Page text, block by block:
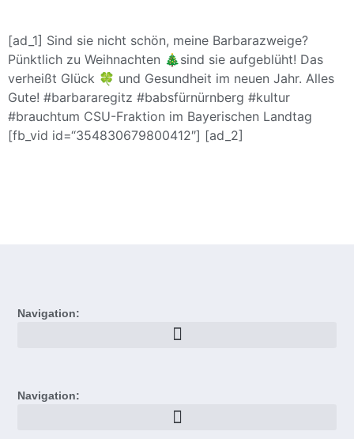
[ad_1] Sind sie nicht schön, meine Barbarazweige?
Pünktlich zu Weihnachten 🎄sind sie aufgeblüht! Das
verheißt Glück 🍀 und Gesundheit im neuen Jahr. Alles
Gute! #barbararegitz #babsfürnürnberg #kultur
#brauchtum CSU-Fraktion im Bayerischen Landtag
[fb_vid id=“354830679800412″] [ad_2]
Navigation:
Navigation: